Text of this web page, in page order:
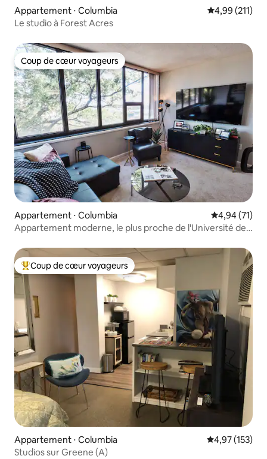
Appartement ⋅ Columbia Évaluation
4,99 (211)
Le studio à Forest Acres
Coup de cœur voyageurs
Coup de cœur voyageurs
Appartement ⋅ Columbia Évaluation
4,94 (71)
Appartement moderne, le plus proche de l'Université de
Coups de cœur voyageurs les plus appréciés
Coup de cœur voyageurs
Appartement ⋅ Columbia Évaluation
4,97 (153)
Studios sur Greene (A)